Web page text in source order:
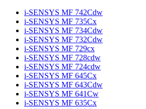
i-SENSYS MF 742Cdw
i-SENSYS MF 735Cx
i-SENSYS MF 734Cdw
i-SENSYS MF 732Cdw
i-SENSYS MF 729cx
i-SENSYS MF 728cdw
i-SENSYS MF 724cdw
i-SENSYS MF 645Cx
i-SENSYS MF 643Cdw
i-SENSYS MF 641Cw
i-SENSYS MF 635Cx